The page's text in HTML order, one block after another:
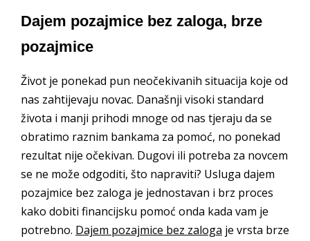
Dajem pozajmice bez zaloga, brze
pozajmice
Život je ponekad pun neočekivanih situacija koje od
nas zahtijevaju novac. Današnji visoki standard
života i manji prihodi mnoge od nas tjeraju da se
obratimo raznim bankama za pomoć, no ponekad
rezultat nije očekivan. Dugovi ili potreba za novcem
se ne može odgoditi, što napraviti? Usluga dajem
pozajmice bez zaloga je jednostavan i brz proces
kako dobiti financijsku pomoć onda kada vam je
potrebno. Dajem pozajmice bez zaloga je vrsta brze